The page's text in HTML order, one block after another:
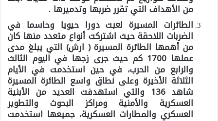
من الأهداف التي تقرر ضربها وتدميرها .
الطائرات المسيرة لعبت دورا حيويا وحاسما في
الضربات اللاحقة حيث اشتركت أنواع متعدد منها كان
من أهمها الطائرة المسيرة ( ارش) التي يبلغ مدى
عملها 1700 كم حيث جرى زجها في اليوم الثالث
والرابع من الحرب، في حين استخدمت في الأيام
الثلاثة الأخيرة وعلى نطاق واسع الطائرة المسيرة
شاهد 136 والتي استهدفت العديد من الأبنية
العسكرية والأمنية ومراكز البحوث والتطوير
العسكري والمطارات العسكرية، جميعها استخدمت